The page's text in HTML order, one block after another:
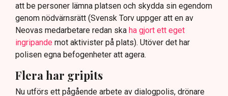
att be personer lämna platsen och skydda sin egendom
genom nödvärnsrätt (Svensk Torv uppger att en av
Neovas medarbetare redan ska ha gjort ett eget
ingripande mot aktivister på plats). Utöver det har
polisen egna befogenheter att agera.
Flera har gripits
Nu utförs ett pågående arbete av dialogpolis, drönare